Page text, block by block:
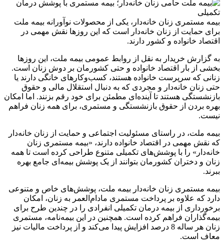
بیمه مستمری زنان خانه‌دار، یکی از محصولات نوآورانه بیمه ملت
برای حمایت از زنان خانه‌دار است که این روزها نقش مهمی در
اقتصاد خانواده و کشور دارند.
به گزارش خریدار به نقل از روابط عمومی بیمه ملت، این روزها
بخشی از بار اقتصاد خانواده و حتی کشورمان بر دوش زنان است.
زنانی که سرپرست خانواده هستند، کسب‌وکارهای خانگی دارند یا
حتی زنان خانه‌دار و مجردی که به دنبال استقلال مالی و حقوق
بازنشستگی هستند تا آینده‌ای مطمئن برای خود رقم بزنند. اما امکان
بهره بردن از حقوق بازنشستگی و مستمری، برای همه زنان فراهم
نیست.
بیمه ملت، در راستای مسئولیت اجتماعی و حمایت از زنان خانه‌دار
که نقش مهمی در اقتصاد خانواده دارند، «بیمه مستمری زنان
خانه‌دار» را با پوشش‌های تکمیلی متنوع طراحی کرده است تا همه
زنان و دختران کشورمان بتوانند از یک پوشش بیمه‌ای جامع بهره
ببرند.
بیمه مستمری زنان خانه‌دار بیمه ملت، پوشش‌های خاص و متنوعی
دارد که علاوه بر پرداخت مستمری مادام‌العمر به زنان، امکان
برخورداری از بیمه درمان تکمیلی انفرادی را در چندین طرح برای
بیمه‌گذاران فراهم کرده است. همچنین در این بیمه‌نامه، مستمری
زنان هر ساله 8 درصد افزایش پیدا می‌کند و از پرداخت مالیات نیز
معاف است.